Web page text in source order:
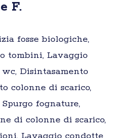
F.
fosse biologiche,
tombini, Lavaggio
Disintasamento
colonne di scarico,
fognature,
di colonne di scarico,